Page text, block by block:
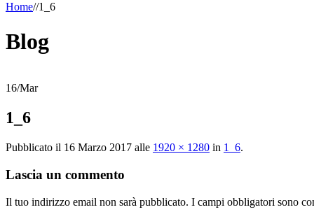
Home//1_6
Blog
16/Mar
1_6
Pubblicato il 16 Marzo 2017 alle 1920 × 1280 in 1_6.
Lascia un commento
Il tuo indirizzo email non sarà pubblicato. I campi obbligatori sono